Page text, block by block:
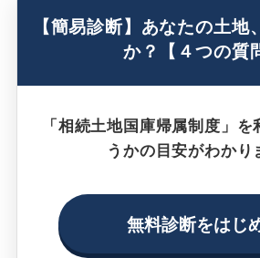
【簡易診断】あなたの土地
か？【４つの質
「相続土地国庫帰属制度」
うかの目安がわかり
無料診断をはじ